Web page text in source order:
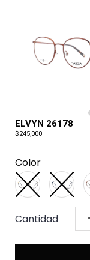
ELVYN 26178
$245,000
Color
Cantidad